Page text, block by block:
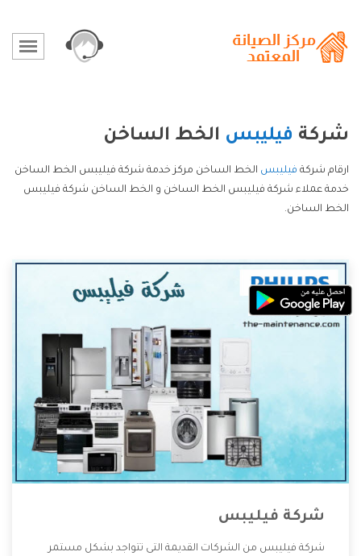
شركة فيليبس الخط الساخن
ارقام شركة فيليبس الخط الساخن مركز خدمة شركة فيليبس الخط الساخن
خدمة عملاء شركة فيليبس الخط الساخن و الخط الساخن شركة فيليبس
الخط الساخن.
شركة فيليبس
شركة فيليبس من الشركات القديمة التى تتواجد بشكل مستمر